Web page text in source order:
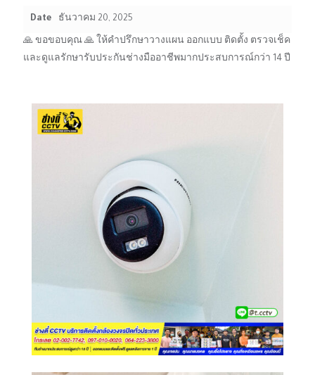
Date ธันวาคม 20, 2025
🙏 ขอขอบคุณ 🙏 ให้คำปรึกษาวางแผน ออกแบบ ติดตั้ง ตรวจเช็ค
และดูแลรักษารับประกันช่างมืออาชีพมากประสบการณ์กว่า 14 ปี